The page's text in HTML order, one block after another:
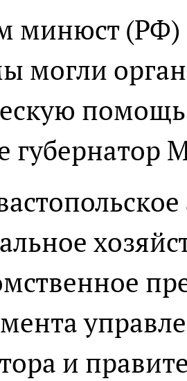
минюст (РФ)
могли
губернатор
и